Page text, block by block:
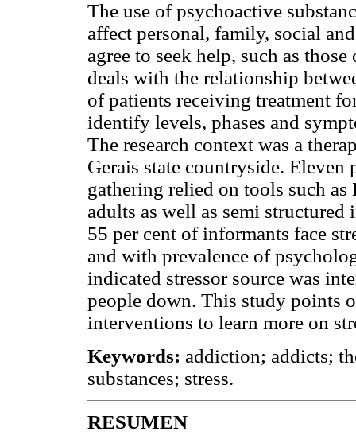
The use of psychoactive
affect personal, family, social
agree to seek help, such as
deals with the relationship
of patients receiving treatment
identify levels, phases and
The research context was a
Gerais state countryside. Eleven
gathering relied on tools such
adults as well as semi
55 per cent of informants face
and with prevalence of
indicated stressor source was
people down. This study points
interventions to learn more on
Keywords: addiction; addicts;
substances; stress.
RESUMEN